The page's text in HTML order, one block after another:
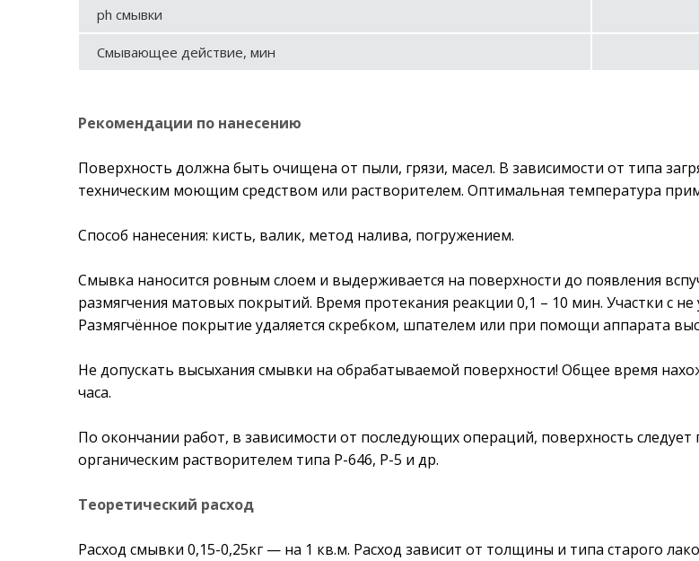
ph смывки
Смывающее действие, мин
Рекомендации по нанесению
Поверхность должна быть очищена от пыли, грязи, масел. В зависимости от типа
техническим моющим средством или растворителем. Оптимальная температура
Способ нанесения: кисть, валик, метод налива, погружением.
Смывка наносится ровным слоем и выдерживается на поверхности до появления
размягчения матовых покрытий. Время протекания реакции 0,1 – 10 мин. Участки с
Размягчённое покрытие удаляется скребком, шпателем или при помощи аппарата
Не допускать высыхания смывки на обрабатываемой поверхности! Общее время
часа.
По окончании работ, в зависимости от последующих операций, поверхность
органическим растворителем типа Р-646, Р-5 и др.
Теоретический расход
Расход смывки 0,15-0,25кг — на 1 кв.м. Расход зависит от толщины и типа старого